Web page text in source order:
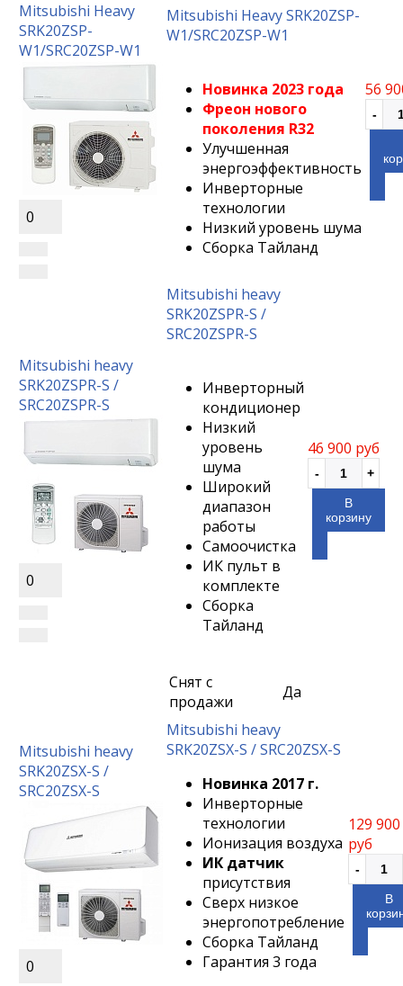
Mitsubishi Heavy
SRK20ZSP-
W1/SRC20ZSP-W1
0
Mitsubishi Heavy SRK20ZSP-
W1/SRC20ZSP-W1
Новинка 2023 года
Фреон нового
поколения R32
Улучшенная
энергоэффективность
Инверторные
технологии
Низкий уровень шума
Сборка Тайланд
56
Mitsubishi heavy
SRK20ZSPR-S /
SRC20ZSPR-S
0
Mitsubishi heavy
SRK20ZSPR-S /
SRC20ZSPR-S
Инверторный
кондиционер
Низкий
уровень
шума
Широкий
диапазон
работы
Самоочистка
ИК пульт в
комплекте
Сборка
Тайланд
Снят с
продажи
Да
46 900 руб
В
корзину
Mitsubishi heavy
SRK20ZSX-S /
SRC20ZSX-S
0
Mitsubishi heavy
SRK20ZSX-S / SRC20ZSX-S
Новинка 2017 г.
Инверторные
технологии
Ионизация воздуха
ИК датчик
присутствия
Сверх низкое
энергопотребление
Сборка Тайланд
Гарантия 3 года
129 900
руб
В